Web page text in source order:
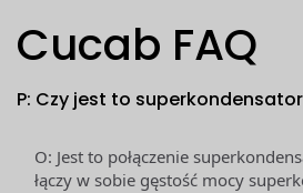
Cucab FAQ
P: Czy jest to
O: Jest to połączenie
łączy w sobie gęstość mocy